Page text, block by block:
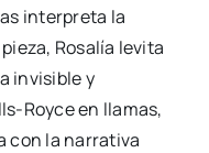
interpreta la
Rosalía levita
invisible y
Royce en llamas,
con la narrativa